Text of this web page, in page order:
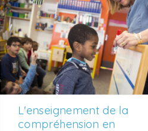
L'enseignement de la
compréhension en